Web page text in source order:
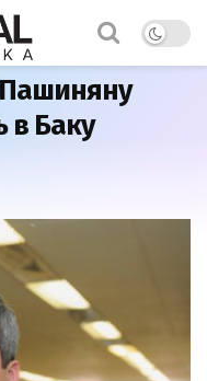
в Баку